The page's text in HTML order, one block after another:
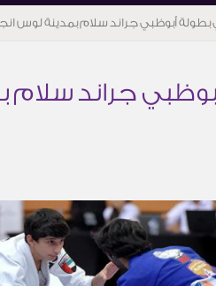
أبوظبي جراند سلام بمدينة لوس
جراند سلام